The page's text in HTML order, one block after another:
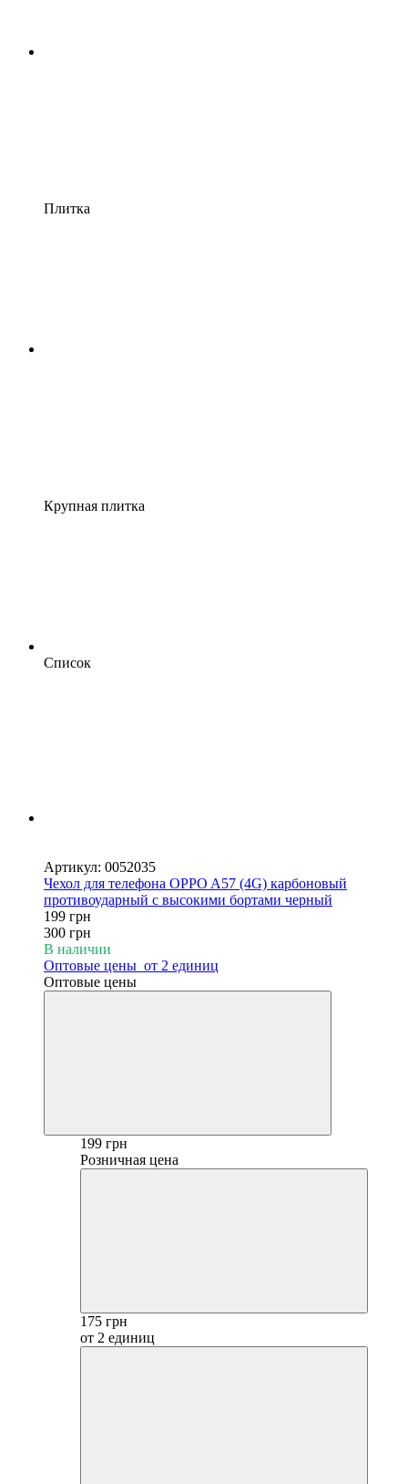
Плитка
Крупная плитка
Список
Артикул: 0052035
Чехол для телефона OPPO A57 (4G) карбоновый
противоударный с высокими бортами черный
199 грн
300 грн
В наличии
Оптовые цены от 2 единиц
Оптовые цены
199 грн
Розничная цена
175 грн
от 2 единиц